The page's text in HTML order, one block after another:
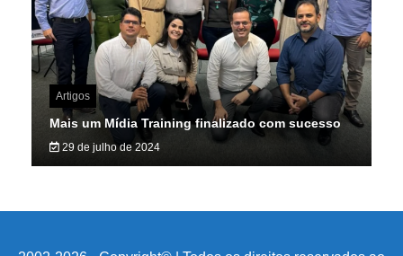
Artigos
Mais um Mídia Training finalizado com sucesso
29 de julho de 2024